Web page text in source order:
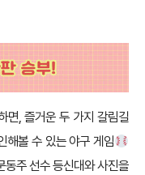
면, 즐거운 두 가지 갈림길
해볼 수 있는 야구 게임
동주 선수 등신대와 사진을